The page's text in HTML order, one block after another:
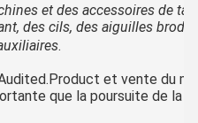
et des accessoires de
des cils, des aiguilles
.
et vente du
que la poursuite de la